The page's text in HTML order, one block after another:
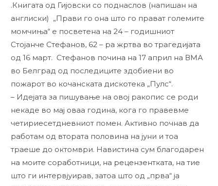
.Книгата од Гијовски со поднаслов (напишан на
англиски) „Прави го она што го прават големите
момчиња“ е посветена на 24 – годишниот
Стојанче Стефанов, 62 – ра жртва во трагедијата
од 16 март. Стефанов почина на 17 април на ВМА
во Белград од последиците здобиени во
пожарот во кочанската дискотека „Пулс“.
– Идејата за пишување на овој ракопис се роди
некаде во мај оваа година, кога го правевме
четириесетдневниот помен. Активно почнав да
работам од втората половина на јуни и тоа
траеше до октомври. Навистина сум благодарен
на моите соработници, на рецензентката, на тие
што ги интервјуирав, затоа што од „прва“ ја